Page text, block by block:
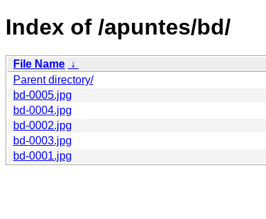
Index of /apuntes/bd/
File Name ↓
Parent directory/
bd-0005.jpg
bd-0004.jpg
bd-0002.jpg
bd-0003.jpg
bd-0001.jpg